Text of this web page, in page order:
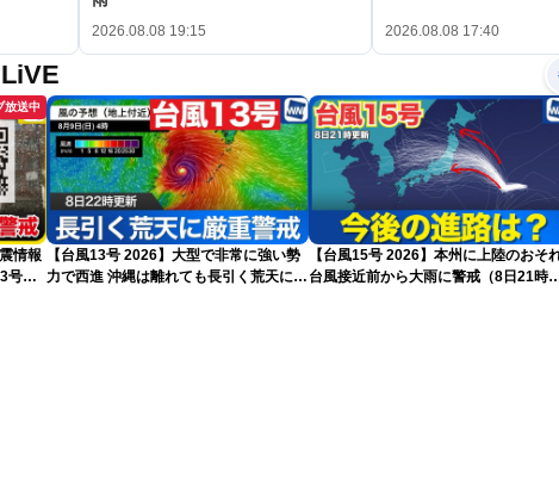
2026.08.08 19:15 2026.08.08 17:40
放送中
情報
号・
【台風13号 2026】大型で非常に強い勢
力で西進 沖縄は離れても長引く荒天に厳
【台風15号 2026】本州に上陸のおそ
台風接近前から大雨に警戒（8日21時